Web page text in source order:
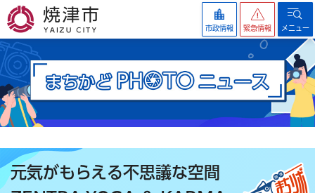
焼津市
市政情報 緊急情報 メニュー
元気がもらえる不思議な空間